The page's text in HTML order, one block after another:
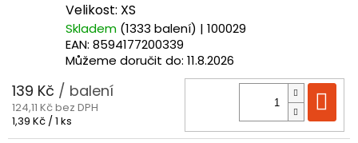
Velikost: XS
Skladem (1333 balení) | 100029
EAN: 8594177200339
Můžeme doručit do: 11.8.2026
139 Kč / balení
124,11 Kč bez DPH
Měrná
1,39 Kč / 1 ks